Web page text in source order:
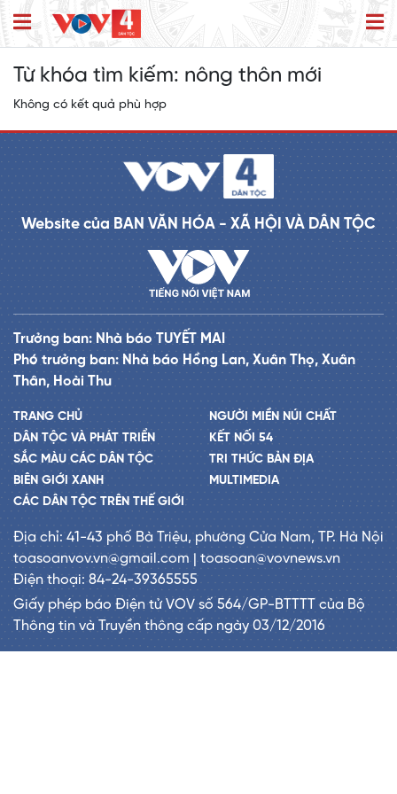
Từ khóa tìm kiếm: nông thôn mới
Không có kết quả phù hợp
Website của BAN VĂN HÓA - XÃ HỘI VÀ DÂN TỘC
Trưởng ban: Nhà báo TUYẾT MAI
Phó trưởng ban: Nhà báo Hồng Lan, Xuân Thọ, Xuân
Thân, Hoài Thu
TRANG CHỦ
DÂN TỘC VÀ PHÁT TRIỂN
SẮC MÀU CÁC DÂN TỘC
BIÊN GIỚI XANH
CÁC DÂN TỘC TRÊN THẾ GIỚI
NGƯỜI MIỀN NÚI CHẤT
KẾT NỐI 54
TRI THỨC BẢN ĐỊA
MULTIMEDIA
Địa chỉ: 41-43 phố Bà Triệu, phường Cửa Nam, TP. Hà Nội
toasoanvov.vn@gmail.com | toasoan@vovnews.vn
Điện thoại: 84-24-39365555
Giấy phép báo Điện tử VOV số 564/GP-BTTTT của Bộ
Thông tin và Truyền thông cấp ngày 03/12/2016